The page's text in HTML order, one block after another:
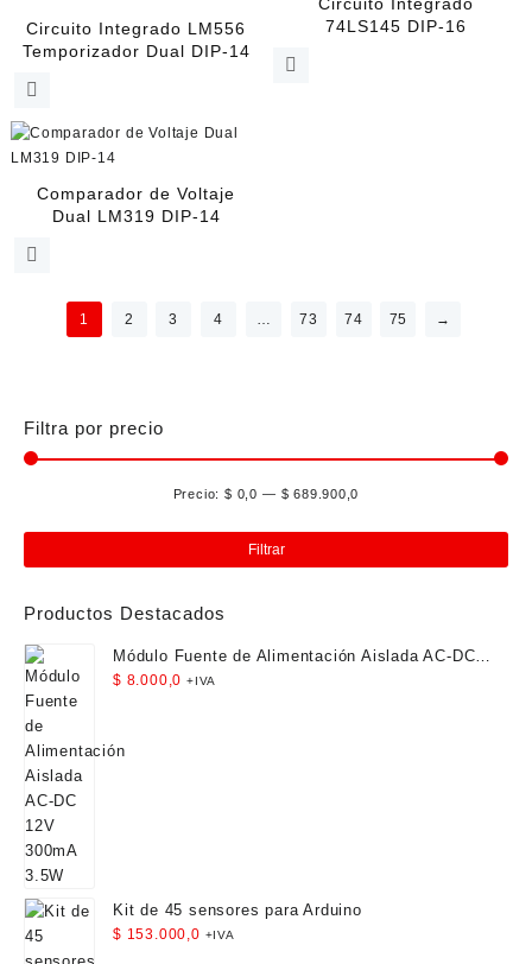
Circuito Integrado LM556
Temporizador Dual DIP-14
74LS145 DIP-16
Comparador de Voltaje
Dual LM319 DIP-14
1 2 3 4 … 73 74 75 →
Filtra por precio
Filtrar
Precio:$ 0,0 — $ 689.900,0
Productos Destacados
Módulo Fuente de Alimentación Aislada AC-DC
12V 300mA 3.5W
$ 8.000,0 +IVA
Kit de 45 sensores para Arduino
$ 153.000,0 +IVA